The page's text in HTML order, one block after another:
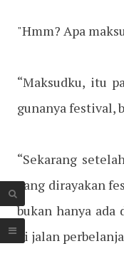
"Hmm? Apa
“Maksudku, itu
gunanya festival,
“Sekarang
yang dirayakan
bukan hanya
di jalan